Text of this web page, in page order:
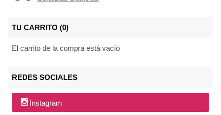
TU CARRITO (0)
El carrito de la compra está vacío
REDES SOCIALES
Instagram